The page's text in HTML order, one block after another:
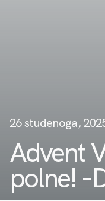
26 studenoga,
Advent
polne! -